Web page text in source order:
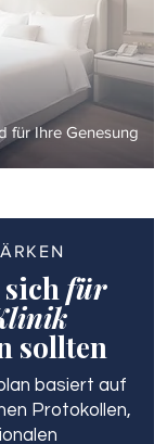
für Ihre Genesung
für
sollten
basiert auf
Protokollen,